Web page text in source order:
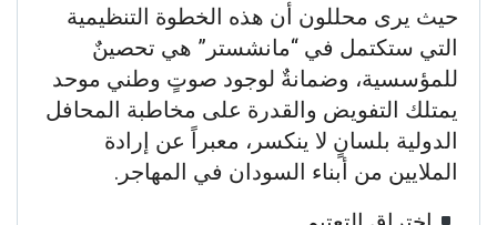
حيث يرى محللون أن هذه الخطوة التنظيمية
التي ستكتمل في “مانشستر” هي تحصينٌ
للمؤسسية، وضمانةٌ لوجود صوتٍ وطني موحد
يمتلك التفويض والقدرة على مخاطبة المحافل
الدولية بلسانٍ لا ينكسر، معبراً عن إرادة
الملايين من أبناء السودان في المهاجر.